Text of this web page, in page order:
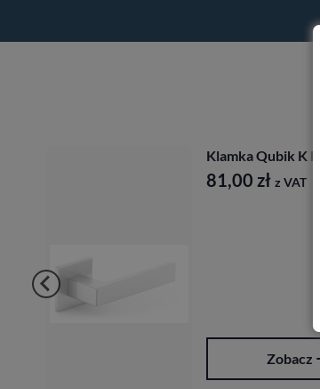
Klamka Qubik K Fit
81,00 zł z VAT
Zobacz